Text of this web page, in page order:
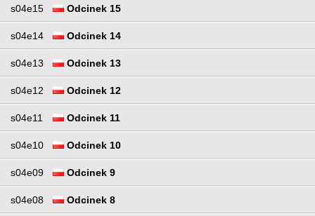
s04e15 Odcinek 15
s04e14 Odcinek 14
s04e13 Odcinek 13
s04e12 Odcinek 12
s04e11 Odcinek 11
s04e10 Odcinek 10
s04e09 Odcinek 9
s04e08 Odcinek 8